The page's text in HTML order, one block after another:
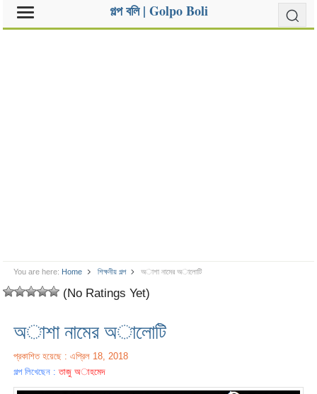
গল্প বলি | Golpo Boli
You are here: Home শিক্ষনীয় গল্প অাশা নামের অালোটি
(No Ratings Yet)
অাশা নামের অালোটি
প্রকাশিত হয়েছে : এপ্রিল 18, 2018
গল্প লিখেছেন :তাজু অাহমেদ